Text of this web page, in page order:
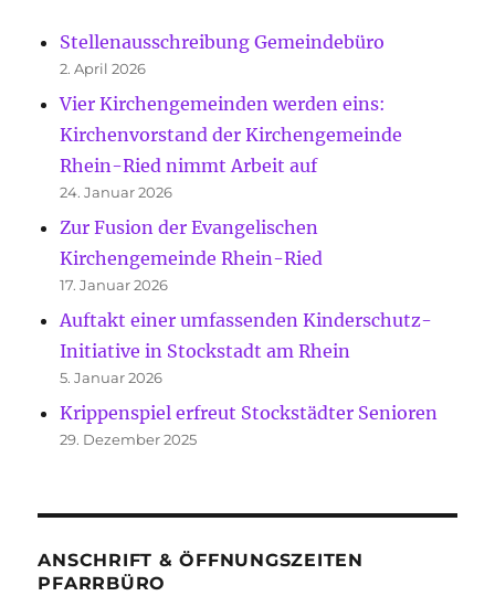
Stellenausschreibung Gemeindebüro
2. April 2026
Vier Kirchengemeinden werden eins:
Kirchenvorstand der Kirchengemeinde
Rhein-Ried nimmt Arbeit auf
24. Januar 2026
Zur Fusion der Evangelischen
Kirchengemeinde Rhein-Ried
17. Januar 2026
Auftakt einer umfassenden Kinderschutz-
Initiative in Stockstadt am Rhein
5. Januar 2026
Krippenspiel erfreut Stockstädter Senioren
29. Dezember 2025
ANSCHRIFT & ÖFFNUNGSZEITEN
PFARRBÜRO